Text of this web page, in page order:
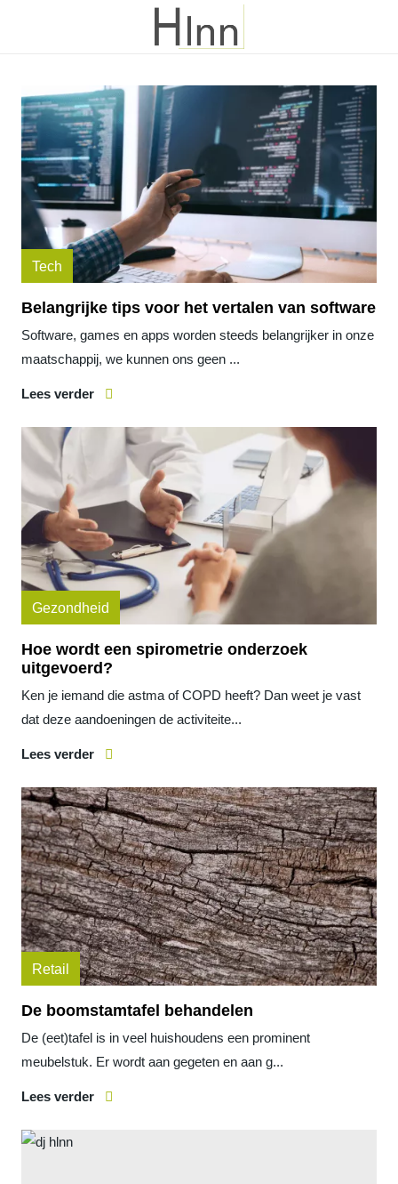
Tech
Belangrijke tips voor het vertalen van software
Software, games en apps worden steeds belangrijker in onze
maatschappij, we kunnen ons geen ...
Lees verder
Gezondheid
Hoe wordt een spirometrie onderzoek
uitgevoerd?
Ken je iemand die astma of COPD heeft? Dan weet je vast
dat deze aandoeningen de activiteite...
Lees verder
Retail
De boomstamtafel behandelen
De (eet)tafel is in veel huishoudens een prominent
meubelstuk. Er wordt aan gegeten en aan g...
Lees verder